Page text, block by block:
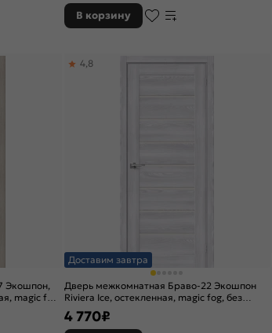
В корзину
Экошпон,
magic fog,
Доставим завтра
Дверь межкомнатная Браво-22 Экошпон
Riviera Ice, остекленная, magic fog, без
кромки, царговая
4,8
4 770₽